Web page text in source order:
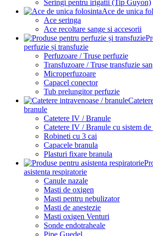
Seringi pentru irigatii (Tip Guyon)
Ace de unica
Ace seringa
Ace recoltare sange si accesorii
perfuzie și transfuzie
Perfuzoare / Truse perfuzie
Transfuzoare / Truse transfuzie
Microperfuzoare
Capacel conector
Tub prelungitor perfuzie
branule
Catetere IV / Branule
Catetere IV / Branule cu sistem de
Robineti cu 3 cai
Capacele branula
Plasturi fixare branula
asistenta respiratorie
Canule nazale
Masti de oxigen
Masti pentru nebulizator
Masti de anestezie
Masti oxigen Venturi
Sonde endotraheale
Pipe Guedel